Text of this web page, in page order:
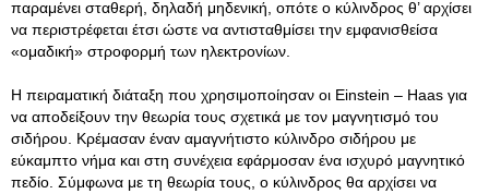
παραμένει σταθερή, δηλαδή μηδενική, οπότε ο κύλινδρος θ’ αρχίσει
να περιστρέφεται έτσι ώστε να αντισταθμίσει την εμφανισθείσα
«ομαδική» στροφορμή των ηλεκτρονίων.
Η πειραματική διάταξη που χρησιμοποίησαν οι Einstein – Haas για
να αποδείξουν την θεωρία τους σχετικά με τον μαγνητισμό του
σιδήρου. Κρέμασαν έναν αμαγνήτιστο κύλινδρο σιδήρου με
εύκαμπτο νήμα και στη συνέχεια εφάρμοσαν ένα ισχυρό μαγνητικό
πεδίο. Σύμφωνα με τη θεωρία τους, ο κύλινδρος θα αρχίσει να